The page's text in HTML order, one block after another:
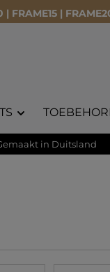
| FRAME15 |
in Duitsland